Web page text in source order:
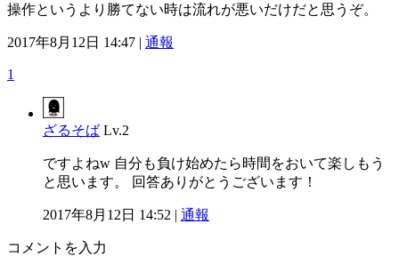
操作というより勝てない時は流れが悪いだけだと思うぞ。
2017年8月12日 14:47 | 通報
1
ざるそば Lv.2
ですよねw 自分も負け始めたら時間をおいて楽しもう
と思います。 回答ありがとうございます！
2017年8月12日 14:52 | 通報
コメントを入力